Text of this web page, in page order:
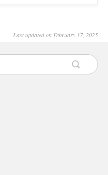
Last updated on February 17, 2025